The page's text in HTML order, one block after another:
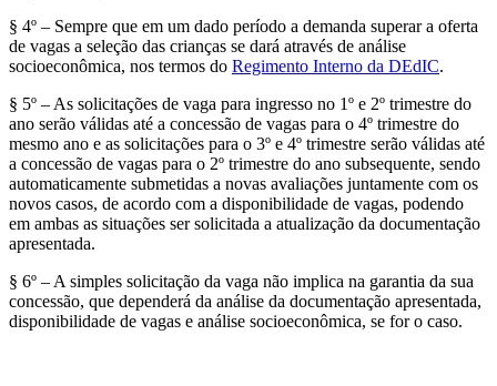
§ 4º – Sempre que em um dado período a demanda superar a oferta
de vagas a seleção das crianças se dará através de análise
socioeconômica, nos termos do Regimento Interno da DEdIC.
§ 5º – As solicitações de vaga para ingresso no 1º e 2º trimestre do
ano serão válidas até a concessão de vagas para o 4º trimestre do
mesmo ano e as solicitações para o 3º e 4º trimestre serão válidas até
a concessão de vagas para o 2º trimestre do ano subsequente, sendo
automaticamente submetidas a novas avaliações juntamente com os
novos casos, de acordo com a disponibilidade de vagas, podendo
em ambas as situações ser solicitada a atualização da documentação
apresentada.
§ 6º – A simples solicitação da vaga não implica na garantia da sua
concessão, que dependerá da análise da documentação apresentada,
disponibilidade de vagas e análise socioeconômica, se for o caso.